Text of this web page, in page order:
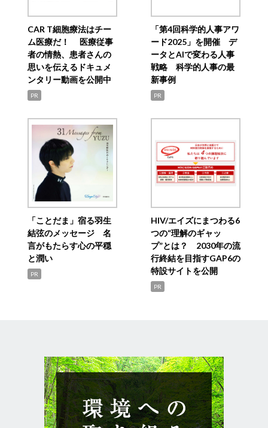
CAR T細胞療法はチー
ム医療だ！ 医療従事
者の情熱、患者さんの
思いを伝えるドキュメ
ンタリー動画を公開中
PR
「第4回科学的人事アワ
ード2025」を開催 デ
ータとAIで変わる人事
戦略 科学的人事の最
新事例
PR
「ことだま」宿る羽生
結弦のメッセージ 名
言がもたらす心の平穏
と潤い
PR
HIV/エイズにまつわる6
つの“理解のギャッ
プ”とは？ 2030年の流
行終結を目指すGAP6の
特設サイトを公開
PR